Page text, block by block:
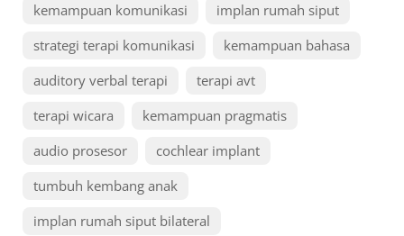
kemampuan komunikasi
implan rumah siput
strategi terapi komunikasi
kemampuan bahasa
auditory verbal terapi
terapi avt
terapi wicara
kemampuan pragmatis
audio prosesor
cochlear implant
tumbuh kembang anak
implan rumah siput bilateral